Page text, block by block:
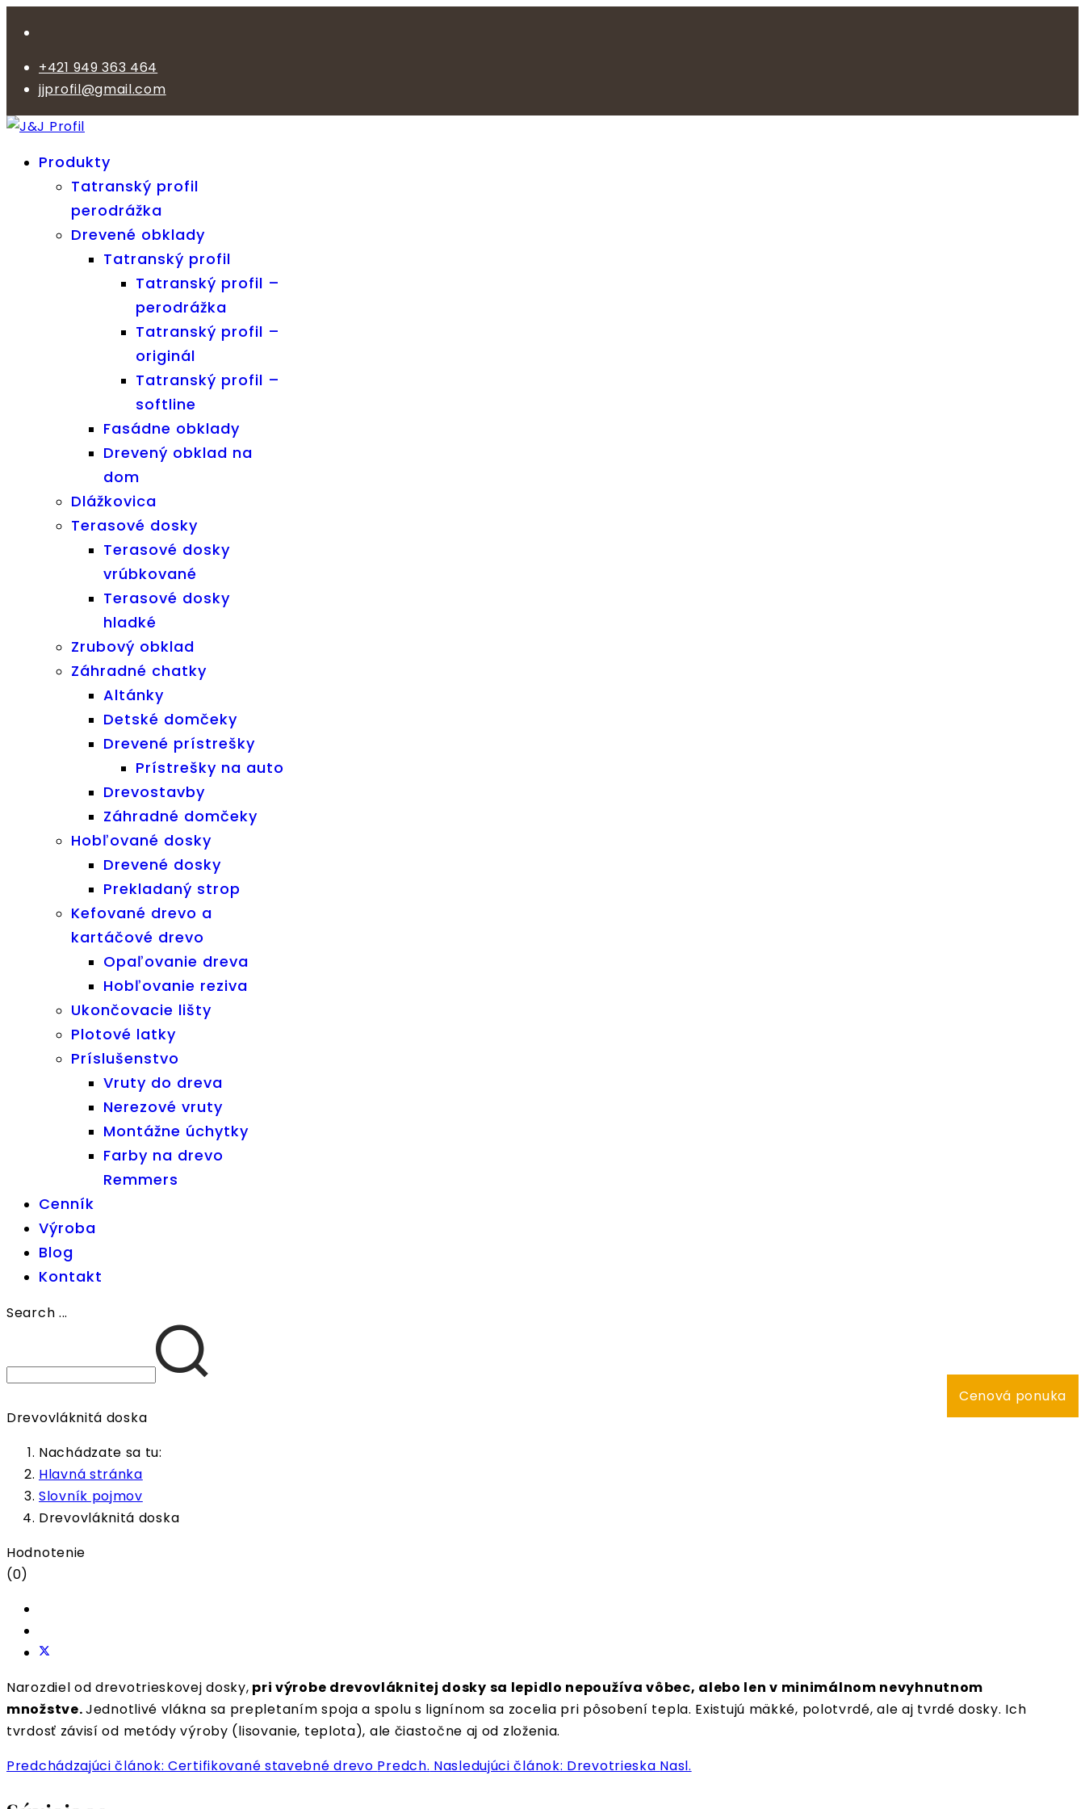
+421 949 363 464
jjprofil@gmail.com
Produkty
Tatranský profil
perodrážka
Drevené obklady
Tatranský profil
Tatranský profil –
perodrážka
Tatranský profil –
originál
Tatranský profil –
softline
Fasádne obklady
Drevený obklad na
dom
Dlážkovica
Terasové dosky
Terasové dosky
vrúbkované
Terasové dosky
hladké
Zrubový obklad
Záhradné chatky
Altánky
Detské domčeky
Drevené prístrešky
Prístrešky na auto
Drevostavby
Záhradné domčeky
Hobľované dosky
Drevené dosky
Prekladaný strop
Kefované drevo a
kartáčové drevo
Opaľovanie dreva
Hobľovanie reziva
Ukončovacie lišty
Plotové latky
Príslušenstvo
Vruty do dreva
Nerezové vruty
Montážne úchytky
Farby na drevo
Remmers
Cenník
Výroba
Blog
Kontakt
Search ...
Cenová ponuka
Drevovláknitá doska
Nachádzate sa tu:
Hlavná stránka
Slovník pojmov
Drevovláknitá doska
Hodnotenie
(0)
Narozdiel od drevotrieskovej dosky, pri výrobe drevovláknitej dosky sa lepidlo nepoužíva vôbec, alebo len v minimálnom nevyhnutnom
množstve.Jednotlivé vlákna sa prepletaním spoja a spolu s lignínom sa zocelia pri pôsobení tepla. Existujú mäkké, polotvrdé, ale aj tvrdé dosky. Ich
tvrdosť závisí od metódy výroby (lisovanie, teplota), ale čiastočne aj od zloženia.
Predchádzajúci článok: Certifikované stavebné drevo Predch. Nasledujúci článok: Drevotrieska Nasl.